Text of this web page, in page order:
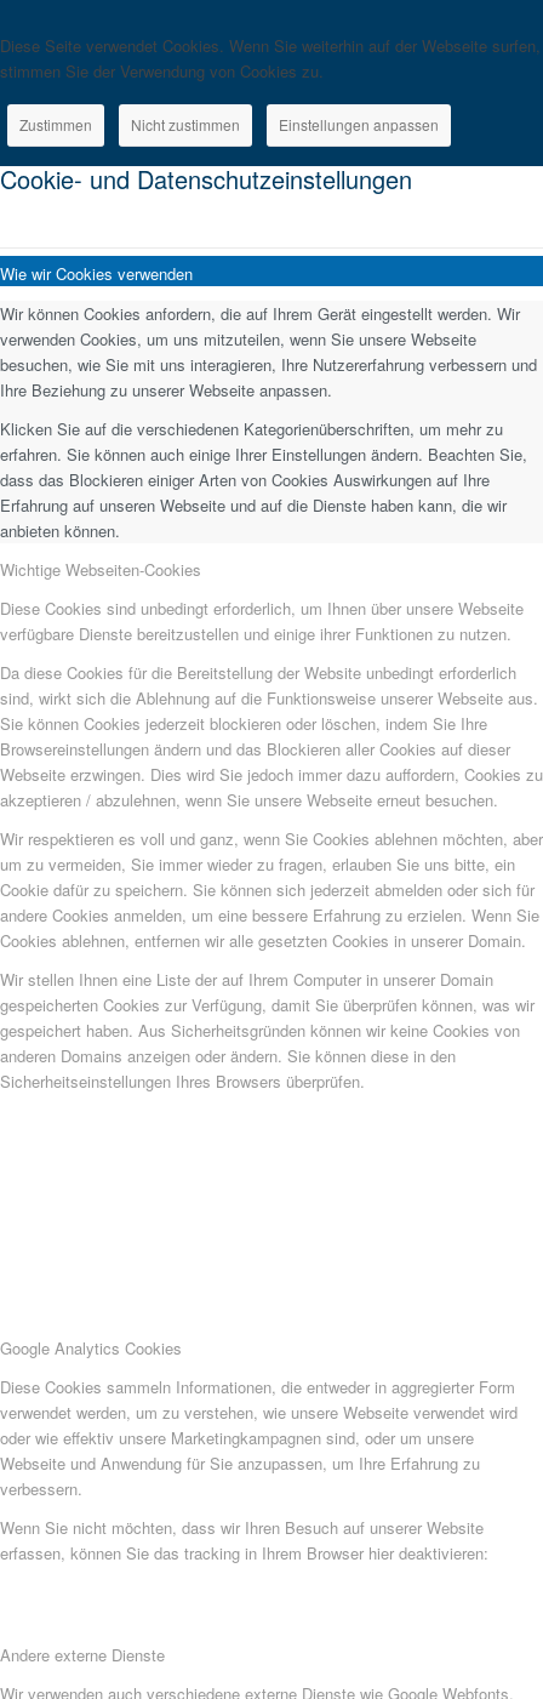
Diese Seite verwendet Cookies. Wenn Sie weiterhin auf der Webseite surfen,
stimmen Sie der Verwendung von Cookies zu.
Zustimmen Nicht zustimmen Einstellungen anpassen
Cookie- und Datenschutzeinstellungen
Wie wir Cookies verwenden
Wir können Cookies anfordern, die auf Ihrem Gerät eingestellt werden. Wir
verwenden Cookies, um uns mitzuteilen, wenn Sie unsere Webseite
besuchen, wie Sie mit uns interagieren, Ihre Nutzererfahrung verbessern und
Ihre Beziehung zu unserer Webseite anpassen.
Klicken Sie auf die verschiedenen Kategorienüberschriften, um mehr zu
erfahren. Sie können auch einige Ihrer Einstellungen ändern. Beachten Sie,
dass das Blockieren einiger Arten von Cookies Auswirkungen auf Ihre
Erfahrung auf unseren Webseite und auf die Dienste haben kann, die wir
anbieten können.
Wichtige Webseiten-Cookies
Diese Cookies sind unbedingt erforderlich, um Ihnen über unsere Webseite
verfügbare Dienste bereitzustellen und einige ihrer Funktionen zu nutzen.
Da diese Cookies für die Bereitstellung der Website unbedingt erforderlich
sind, wirkt sich die Ablehnung auf die Funktionsweise unserer Webseite aus.
Sie können Cookies jederzeit blockieren oder löschen, indem Sie Ihre
Browsereinstellungen ändern und das Blockieren aller Cookies auf dieser
Webseite erzwingen. Dies wird Sie jedoch immer dazu auffordern, Cookies zu
akzeptieren / abzulehnen, wenn Sie unsere Webseite erneut besuchen.
Wir respektieren es voll und ganz, wenn Sie Cookies ablehnen möchten, aber
um zu vermeiden, Sie immer wieder zu fragen, erlauben Sie uns bitte, ein
Cookie dafür zu speichern. Sie können sich jederzeit abmelden oder sich für
andere Cookies anmelden, um eine bessere Erfahrung zu erzielen. Wenn Sie
Cookies ablehnen, entfernen wir alle gesetzten Cookies in unserer Domain.
Wir stellen Ihnen eine Liste der auf Ihrem Computer in unserer Domain
gespeicherten Cookies zur Verfügung, damit Sie überprüfen können, was wir
gespeichert haben. Aus Sicherheitsgründen können wir keine Cookies von
anderen Domains anzeigen oder ändern. Sie können diese in den
Sicherheitseinstellungen Ihres Browsers überprüfen.
Google Analytics Cookies
Diese Cookies sammeln Informationen, die entweder in aggregierter Form
verwendet werden, um zu verstehen, wie unsere Webseite verwendet wird
oder wie effektiv unsere Marketingkampagnen sind, oder um unsere
Webseite und Anwendung für Sie anzupassen, um Ihre Erfahrung zu
verbessern.
Wenn Sie nicht möchten, dass wir Ihren Besuch auf unserer Website
erfassen, können Sie das tracking in Ihrem Browser hier deaktivieren:
Andere externe Dienste
Wir verwenden auch verschiedene externe Dienste wie Google Webfonts,